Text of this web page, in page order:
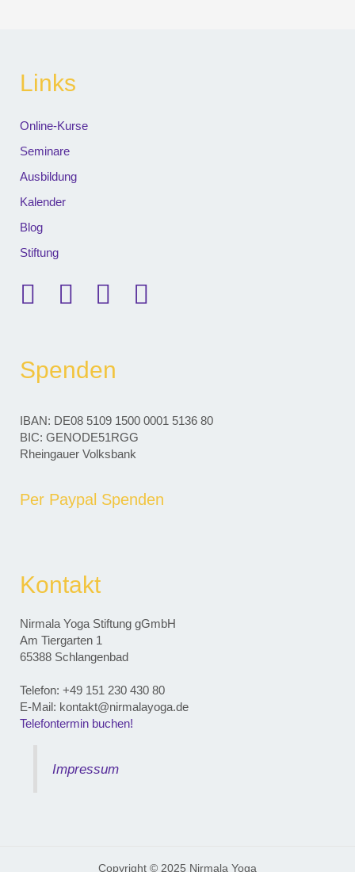
Links
Online-Kurse
Seminare
Ausbildung
Kalender
Blog
Stiftung
Spenden
IBAN: DE08 5109 1500 0001 5136 80
BIC: GENODE51RGG
Rheingauer Volksbank
Per Paypal Spenden
Kontakt
Nirmala Yoga Stiftung gGmbH
Am Tiergarten 1
65388 Schlangenbad
Telefon: ‭+49 151 230 430 80‬
E-Mail: kontakt@nirmalayoga.de
Telefontermin buchen!
Impressum
Copyright © 2025 Nirmala Yoga